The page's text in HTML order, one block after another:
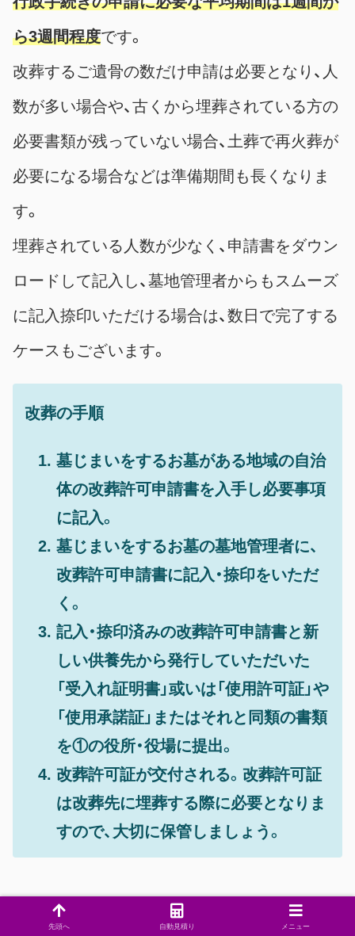
ら3週間程度です。
改葬するご遺骨の数だけ申請は必要となり、人
数が多い場合や、古くから埋葬されている方の
必要書類が残っていない場合、土葬で再火葬が
必要になる場合などは準備期間も長くなりま
す。
埋葬されている人数が少なく、申請書をダウン
ロードして記入し、墓地管理者からもスムーズ
に記入捺印いただける場合は、数日で完了する
ケースもございます。
改葬の手順
墓じまいをするお墓がある地域の自治
体の改葬許可申請書を入手し必要事項
に記入。
墓じまいをするお墓の墓地管理者に、
改葬許可申請書に記入・捺印をいただ
く。
記入・捺印済みの改葬許可申請書と新
しい供養先から発行していただいた
「受入れ証明書」或いは「使用許可証」や
「使用承諾証」またはそれと同類の書類
を①の役所・役場に提出。
改葬許可証が交付される。改葬許可証
は改葬先に埋葬する際に必要となりま
すので、大切に保管しましょう。
先頭へ 自動見積り メニュー